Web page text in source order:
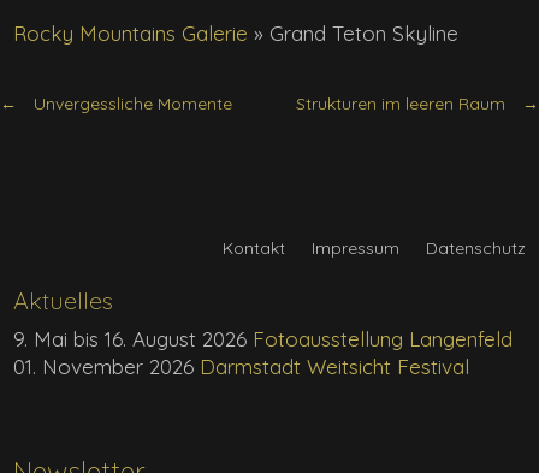
Rocky Mountains Galerie » Grand Teton Skyline
Unvergessliche Momente Strukturen im leeren Raum
Aktuelles
9. Mai bis 16. August 2026 Fotoausstellung Langenfeld
01. November 2026 Darmstadt Weitsicht Festival
Kontakt Impressum Datenschutz